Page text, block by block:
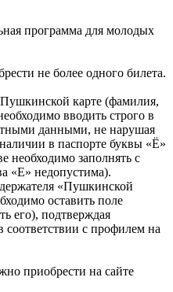
программа для молодых
не более одного билета.
карте (фамилия,
вводить строго в
данными, не нарушая
в паспорте буквы «Ё»
необходимо заполнять с
«Е» недопустима).
держателя «Пушкинской
оставить поле
его), подтверждая
соответствии с профилем на
приобрести на сайте